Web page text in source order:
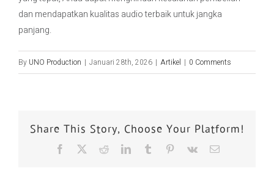
dan mendapatkan kualitas audio terbaik untuk jangka
panjang.
By UNO Production | Januari 28th, 2026 | Artikel | 0 Comments
Share This Story, Choose Your Platform!